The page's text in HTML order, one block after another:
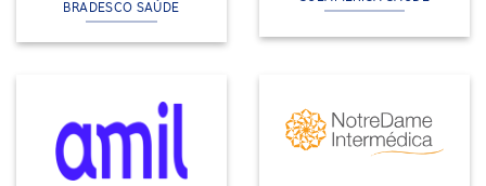
BRADESCO SAÚDE